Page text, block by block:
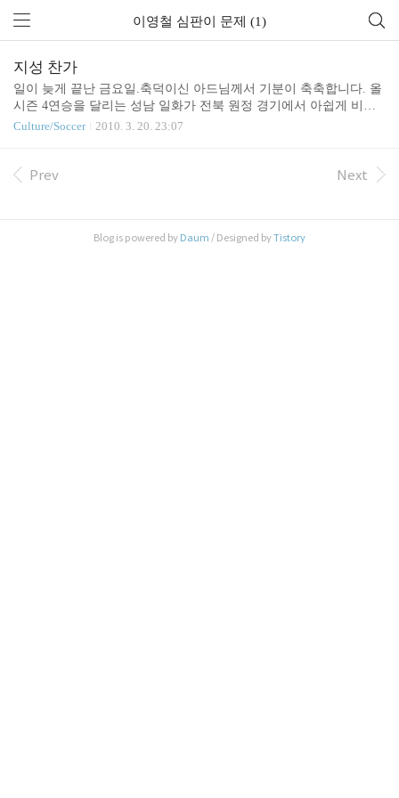
이영철 심판이 문제 (1)
지성 찬가
일이 늦게 끝난 금요일.축덕이신 아드님께서 기분이 축축합니다. 올
시즌 4연승을 달리는 성남 일화가 전북 원정 경기에서 아쉽게 비겼
나 봅니다. 1:0으로 다 이겼나 생각했던 게임이, 심판이 인저리 타임
멈추게 되었습니다. 작년 플레이 오프 때도 성남 일화에 곱지 않은
가능하게만 진행되지 않는게 인생이란걸 배우고, 더 나아가 그런 불
Culture/Soccer 2010. 3. 20. 23:07
Prev Next
Blog is powered by Daum / Designed byTistory